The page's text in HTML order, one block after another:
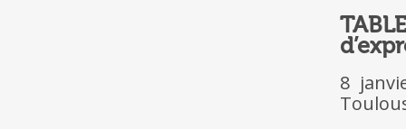
8